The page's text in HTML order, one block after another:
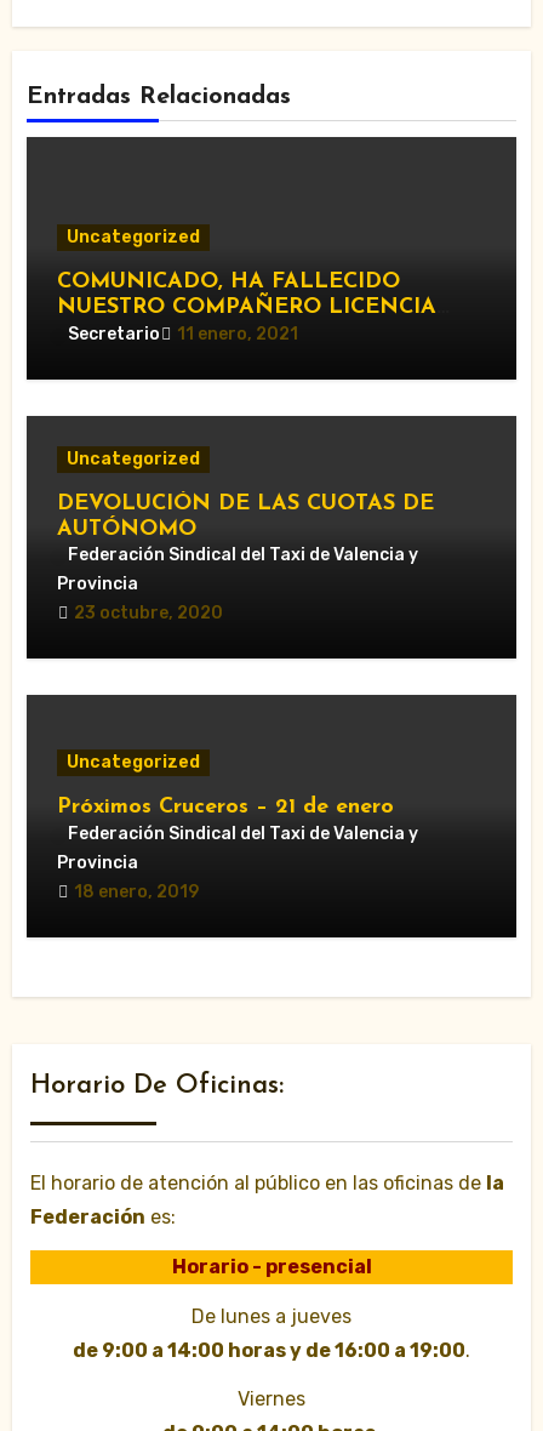
Entradas Relacionadas
Uncategorized
COMUNICADO, HA FALLECIDO
NUESTRO COMPAÑERO LICENCIA
1285.
Secretario 11 enero, 2021
Uncategorized
DEVOLUCIÓN DE LAS CUOTAS DE
AUTÓNOMO
Federación Sindical del Taxi de Valencia y
Provincia
23 octubre, 2020
Uncategorized
Próximos Cruceros – 21 de enero
Federación Sindical del Taxi de Valencia y
Provincia
18 enero, 2019
Horario De Oficinas:
El horario de atención al público en las oficinas de la
Federación es:
Horario - presencial
De lunes a jueves
de 9:00 a 14:00 horas y de 16:00 a 19:00.
Viernes